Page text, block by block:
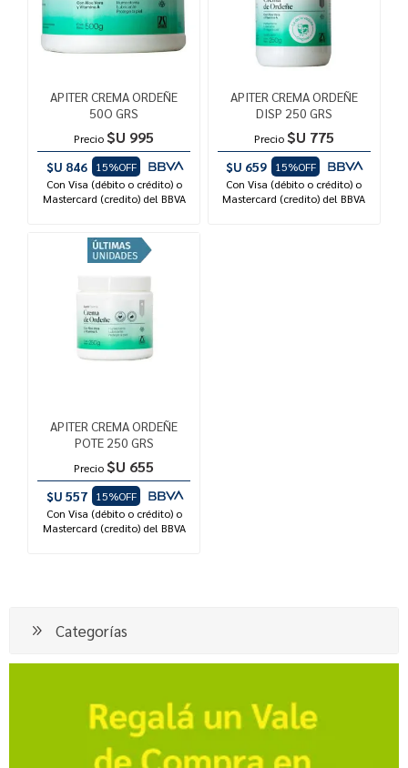
APITER CREMA ORDEÑE
50O GRS
Precio $U 995
$U 846
15%OFF
Con Visa (débito o crédito) o
Mastercard (credito) del BBVA
APITER CREMA ORDEÑE
DISP 250 GRS
Precio $U 775
$U 659
15%OFF
Con Visa (débito o crédito) o
Mastercard (credito) del BBVA
APITER CREMA ORDEÑE
POTE 250 GRS
Precio $U 655
$U 557
15%OFF
Con Visa (débito o crédito) o
Mastercard (credito) del BBVA
Categorías